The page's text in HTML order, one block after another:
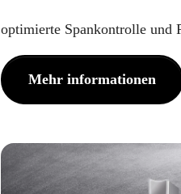
optimierte Spankontrolle und
Mehr informationen